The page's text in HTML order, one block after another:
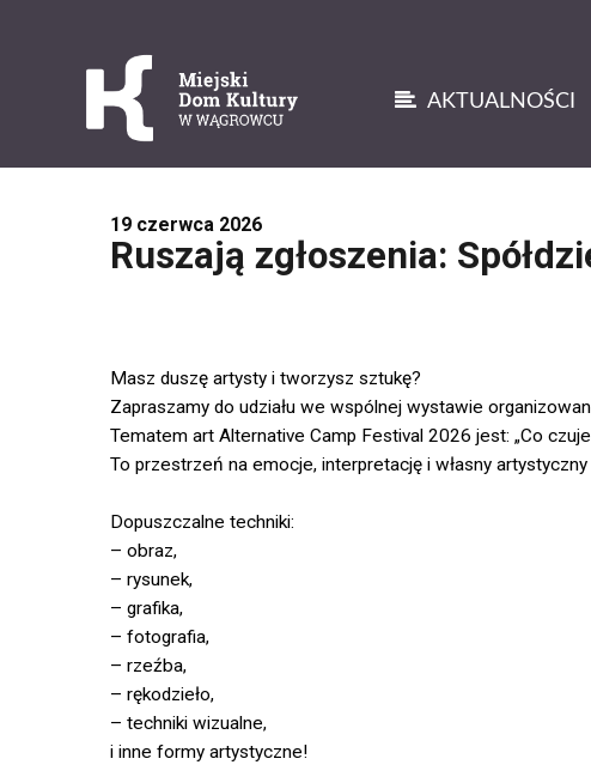
'
AKTUALNOŚCI
19 czerwca 2026
Ruszają zgłoszenia:
Masz duszę artysty i tworzysz sztukę?
Zapraszamy do udziału we wspólnej wystawie
Tematem art Alternative Camp Festival 2026 jest: „Co
To przestrzeń na emocje, interpretację i własny
Dopuszczalne techniki:
– obraz,
– rysunek,
– grafika,
– fotografia,
– rzeźba,
– rękodzieło,
– techniki wizualne,
i inne formy artystyczne!